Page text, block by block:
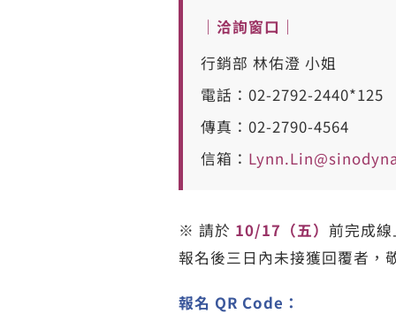
｜洽詢窗口｜
行銷部 林佑澄 小姐
電話：02-2792-2440*125
傳真：02-2790-4564
信箱：
※ 請於 10/17（五） 前完成
報名後三日內未接獲回覆者，
報名 QR Code：